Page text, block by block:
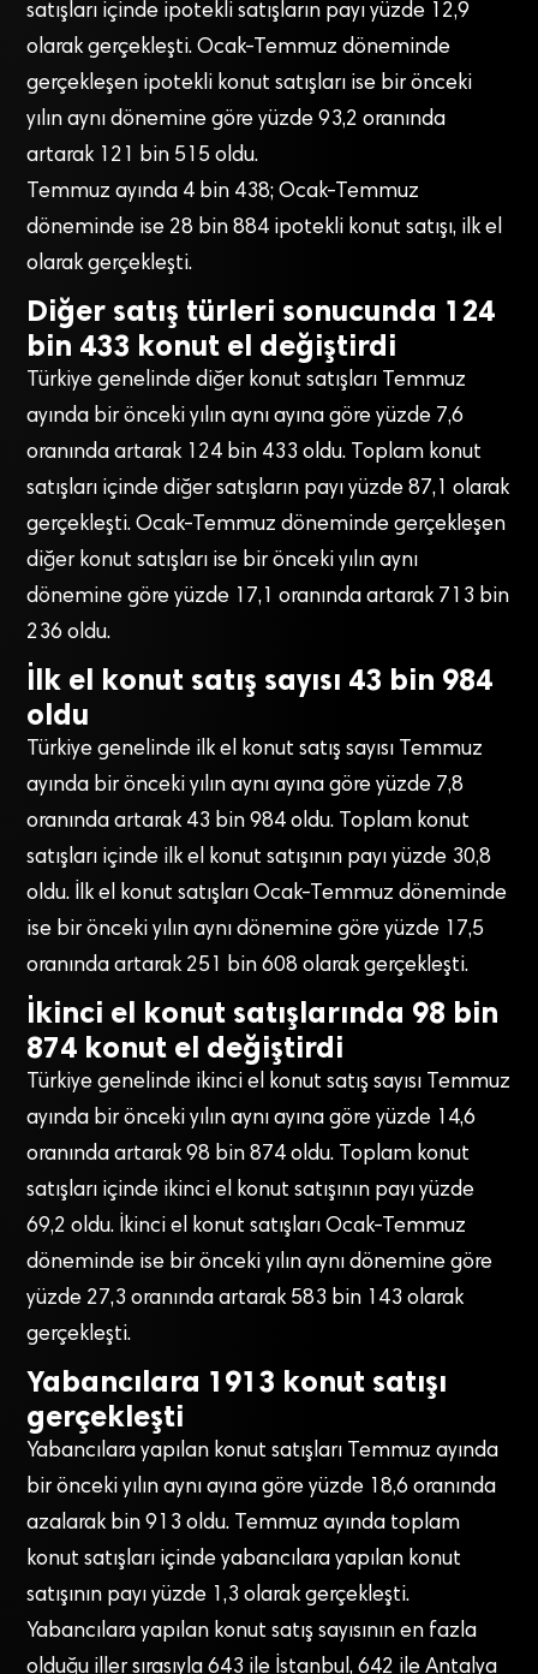
satışları içinde ipotekli satışların payı yüzde 12,9
olarak gerçekleşti. Ocak-Temmuz döneminde
gerçekleşen ipotekli konut satışları ise bir önceki
yılın aynı dönemine göre yüzde 93,2 oranında
artarak 121 bin 515 oldu.
Temmuz ayında 4 bin 438; Ocak-Temmuz
döneminde ise 28 bin 884 ipotekli konut satışı, ilk el
olarak gerçekleşti.
Diğer satış türleri sonucunda 124
bin 433 konut el değiştirdi
Türkiye genelinde diğer konut satışları Temmuz
ayında bir önceki yılın aynı ayına göre yüzde 7,6
oranında artarak 124 bin 433 oldu. Toplam konut
satışları içinde diğer satışların payı yüzde 87,1 olarak
gerçekleşti. Ocak-Temmuz döneminde gerçekleşen
diğer konut satışları ise bir önceki yılın aynı
dönemine göre yüzde 17,1 oranında artarak 713 bin
236 oldu.
İlk el konut satış sayısı 43 bin 984
oldu
Türkiye genelinde ilk el konut satış sayısı Temmuz
ayında bir önceki yılın aynı ayına göre yüzde 7,8
oranında artarak 43 bin 984 oldu. Toplam konut
satışları içinde ilk el konut satışının payı yüzde 30,8
oldu. İlk el konut satışları Ocak-Temmuz döneminde
ise bir önceki yılın aynı dönemine göre yüzde 17,5
oranında artarak 251 bin 608 olarak gerçekleşti.
İkinci el konut satışlarında 98 bin
874 konut el değiştirdi
Türkiye genelinde ikinci el konut satış sayısı Temmuz
ayında bir önceki yılın aynı ayına göre yüzde 14,6
oranında artarak 98 bin 874 oldu. Toplam konut
satışları içinde ikinci el konut satışının payı yüzde
69,2 oldu. İkinci el konut satışları Ocak-Temmuz
döneminde ise bir önceki yılın aynı dönemine göre
yüzde 27,3 oranında artarak 583 bin 143 olarak
gerçekleşti.
Yabancılara 1913 konut satışı
gerçekleşti
Yabancılara yapılan konut satışları Temmuz ayında
bir önceki yılın aynı ayına göre yüzde 18,6 oranında
azalarak bin 913 oldu. Temmuz ayında toplam
konut satışları içinde yabancılara yapılan konut
satışının payı yüzde 1,3 olarak gerçekleşti.
Yabancılara yapılan konut satış sayısının en fazla
olduğu iller sırasıyla 643 ile İstanbul, 642 ile Antalya